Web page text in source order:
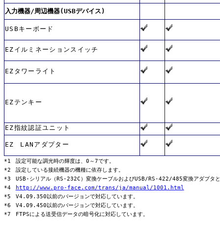
入力機器/周辺機器(USBデバイス)
USBキーボード
EZイルミネーションスイッチ
EZタワーライト
EZテンキー
EZ指紋認証ユニット
EZ LANアダプター
*1 設定可能な調光時の輝度は、0～7です。
*2 設定している接続機器の機種に依存します。
*3 USB-シリアル（RS-232C）変換ケーブルおよびUSB/RS-422/485変換アダプタと
*4
http://www.pro-face.com/trans/ja/manual/1001.html
*5 V4.09.350以前のバージョンで対応しています。
*6 V4.09.450以前のバージョンで対応しています。
*7 FTPSによる送受信データの暗号化に対応しています。